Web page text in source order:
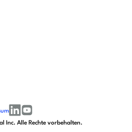
Inc. Alle Rechte vorbehalten.
linkedinyoutube